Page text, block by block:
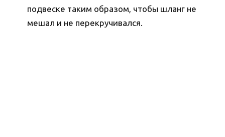
подвеске таким образом, чтобы шланг не
мешал и не перекручивался.